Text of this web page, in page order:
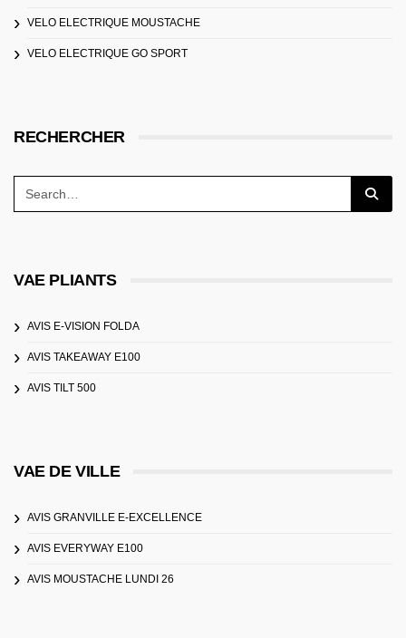
VELO ELECTRIQUE MOUSTACHE
VELO ELECTRIQUE GO SPORT
RECHERCHER
VAE PLIANTS
AVIS E-VISION FOLDA
AVIS TAKEAWAY E100
AVIS TILT 500
VAE DE VILLE
AVIS GRANVILLE E-EXCELLENCE
AVIS EVERYWAY E100
AVIS MOUSTACHE LUNDI 26